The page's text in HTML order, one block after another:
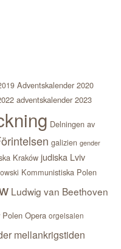
Adventskalender 2020
adventskalender 2023
Delningen av
galizien gender
Kraków judiska Lviv
Kommunistiska Polen
Ludwig van Beethoven
Polen Opera orgelsalen
mellankrigstiden